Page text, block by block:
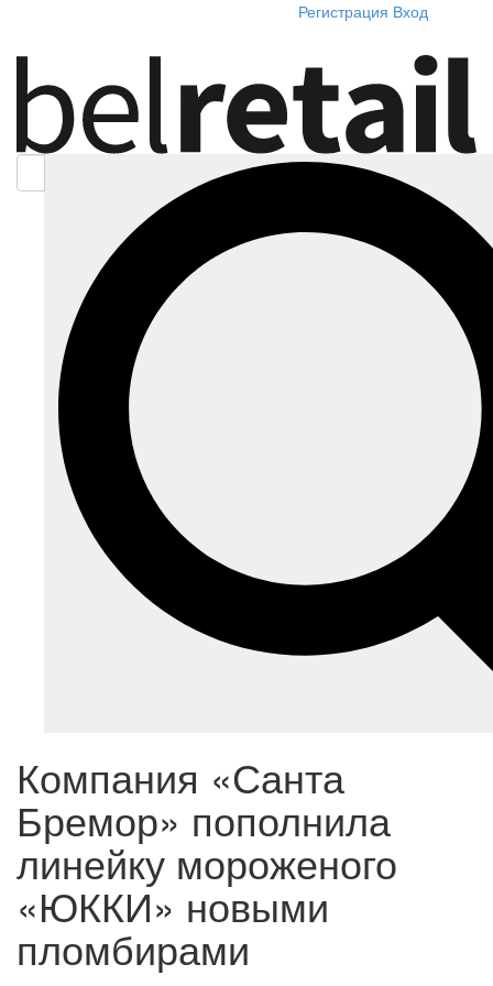
Регистрация Вход
Компания «Санта
Бремор» пополнила
линейку мороженого
«ЮККИ» новыми
пломбирами